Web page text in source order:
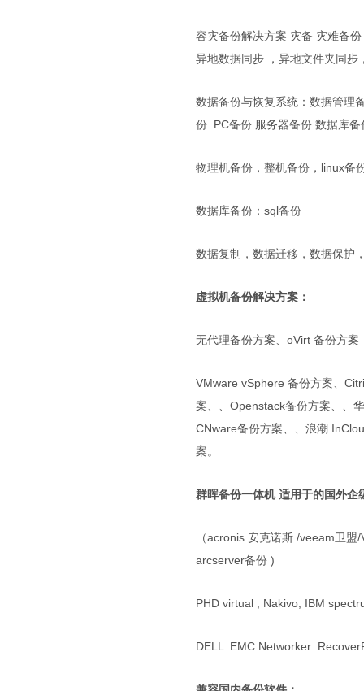
容灾备份解决方案 灾备 灾难备
异地数据同步 ，异地文件夹同步
数据备份与恢复系统：数据管理
份 PC备份 服务器备份 数据库
物理机备份，整机备份，linux备
数据库备份：sql备份
数据复制，数据迁移，数据保护
虚拟机备份解决方案：
无代理备份方案、oVirt 备份方
VMware vSphere 备份方案、
案、、Openstack备份方案、、
CNware备份方案、、浪潮
案。
群晖备份一体机 适用于的国外企
（acronis 安克诺斯 /veeam卫
arcserver备份 )
PHD virtual , Nakivo, IBM
DELL EMC Networker